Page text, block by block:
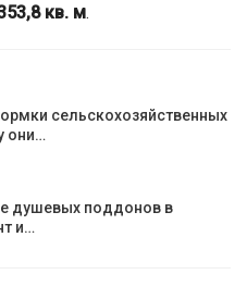
кв. м.
сельскохозяйственных
они…
душевых поддонов в
и…